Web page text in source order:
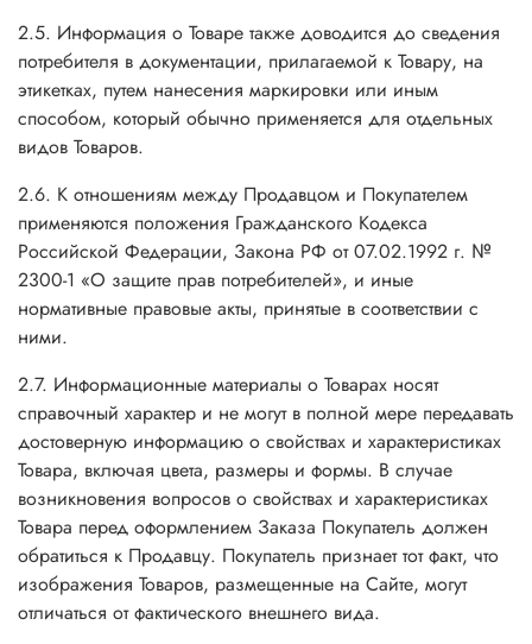
2.5. Информация о Товаре также доводится до сведения
потребителя в документации, прилагаемой к Товару, на
этикетках, путем нанесения маркировки или иным
способом, который обычно применяется для отдельных
видов Товаров.
2.6. К отношениям между Продавцом и Покупателем
применяются положения Гражданского Кодекса
Российской Федерации, Закона РФ от 07.02.1992 г. №
2300-1 «О защите прав потребителей», и иные
нормативные правовые акты, принятые в соответствии с
ними.
2.7. Информационные материалы о Товарах носят
справочный характер и не могут в полной мере передавать
достоверную информацию о свойствах и характеристиках
Товара, включая цвета, размеры и формы. В случае
возникновения вопросов о свойствах и характеристиках
Товара перед оформлением Заказа Покупатель должен
обратиться к Продавцу. Покупатель признает тот факт, что
изображения Товаров, размещенные на Сайте, могут
отличаться от фактического внешнего вида.